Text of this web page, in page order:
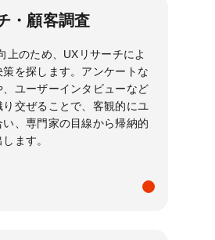
・顧客調査
上のため、UXリサーチによ
策を探します。アンケートな
、ユーザーインタビューなど
交ぜることで、客観的にユ
い、専門家の目線から帰納的
ます。